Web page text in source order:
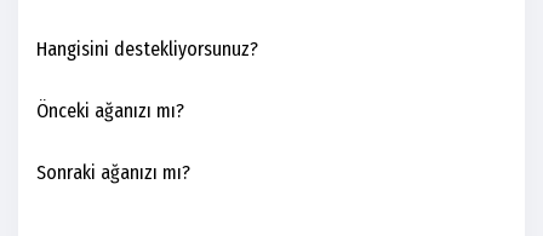
Hangisini destekliyorsunuz?
Önceki ağanızı mı?
Sonraki ağanızı mı?